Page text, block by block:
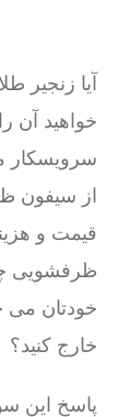
آیا زنجیر
خواهید آن
سرویسکار
از سیفون
قیمت و
ظرفشویی
خودتان می
خارج کنید؟
پاسخ این